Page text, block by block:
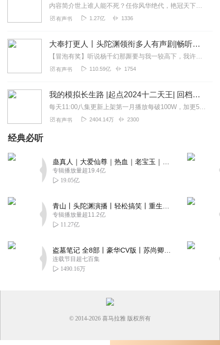
内容简介世上谁人能不死？任你风华绝代，艳冠天下，到头来也是红粉骷髅；任你一代天骄，坐拥万里江山，到头来也终将化成一抔黄土！长生不老，是所有人都渴望的。但是没有...
有声书 1.27亿 1336
大奉打更人丨头陀渊领衔多人有声剧|畅听全集|王鹤棣、田曦薇主演影视剧原著|卖报小郎君
【冒泡有奖】听说杨千幻那厮要与我一较高下，我许七安要开始装叉了！快进入声音播放页戳下方输入框，冒个泡偷偷告诉我，我要用哪些诗词才能胜过他？说得好的，有赏！202...
有声书 110.59亿 1754
我的模拟长生路 |起点2024十二天王| 回档修仙| VIP免费| 多人有声剧
每天11:00八集更新上架第一月播放每破100W，加更5集上架第一月订阅每破5000，加更5集·评论、转发、投月票，不定时加更!内容简介仙道何其难!更何况这...
有声书 2404.14万 2300
经典必听
专辑播放量超19.4亿
19.05亿
专辑播放量超11.2亿
11.27亿
连载节目超七百集
1490.16万
© 2014-2026 喜马拉雅 版权所有